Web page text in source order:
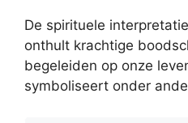
De spirituele
onthult krachtige
begeleiden op onze
symboliseert onder